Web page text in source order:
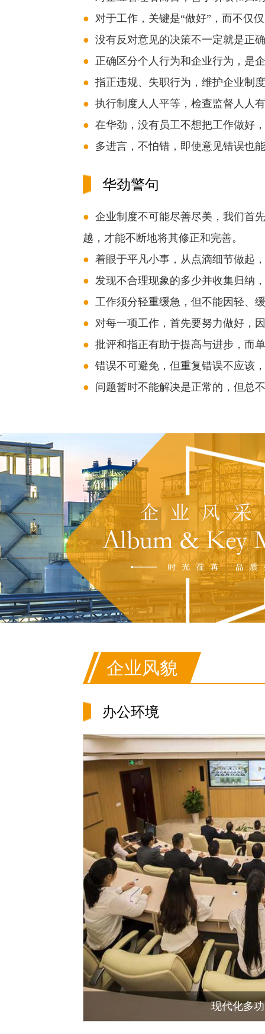
● 对于工作，关键是“做好”，而不仅
● 没有反对意见的决策不一定就是正
● 正确区分个人行为和企业行为，是
● 指正违规、失职行为，维护企业制
● 执行制度人人平等，检查监督人人
● 在华劲，没有员工不想把工作做好
● 多进言，不怕错，即使意见错误也
华劲警句
● 企业制度不可能尽善尽美，我们首
越，才能不断地将其修正和完善。
● 着眼于平凡小事，从点滴细节做起
● 发现不合理现象的多少并收集归纳
● 工作须分轻重缓急，但不能因轻、
● 对每一项工作，首先要努力做好，
● 批评和指正有助于提高与进步，而
● 错误不可避免，但重复错误不应该
● 问题暂时不能解决是正常的，但总
企业风貌
办公环境
现代化多